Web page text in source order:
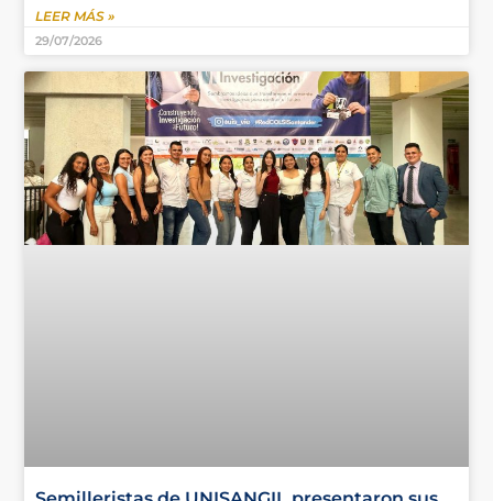
LEER MÁS »
29/07/2026